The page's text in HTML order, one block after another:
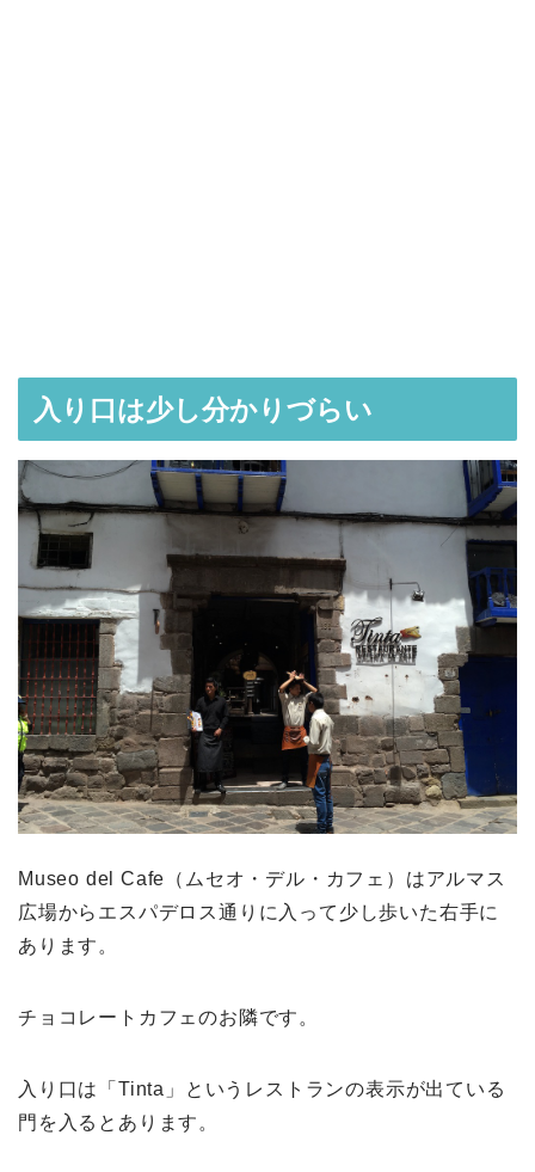
入り口は少し分かりづらい
Museo del Cafe（ムセオ・デル・カフェ）はアルマス
広場からエスパデロス通りに入って少し歩いた右手に
あります。
チョコレートカフェのお隣です。
入り口は「Tinta」というレストランの表示が出ている
門を入るとあります。